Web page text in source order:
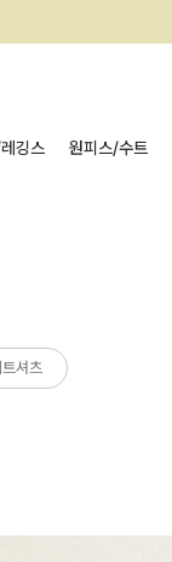
깅스 원피스/수트
셔츠